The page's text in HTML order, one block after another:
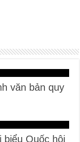
văn bản quy
biểu Quốc hội